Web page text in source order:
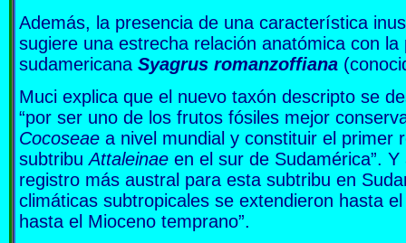
Además, la presencia de una característica
sugiere una estrecha relación anatómica con la
sudamericana Syagrus romanzoffiana
Muci explica que el nuevo taxón descripto se
“por ser uno de los frutos fósiles mejor
Cocoseae a nivel mundial y constituir el primer
subtribuAttaleinae en el sur de Sudamérica”.
registro más austral para esta subtribu en
climáticas subtropicales se extendieron hasta
hasta el Mioceno temprano”.